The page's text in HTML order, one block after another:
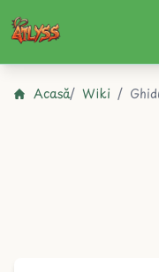
Atlyss
Acasă / Wiki /